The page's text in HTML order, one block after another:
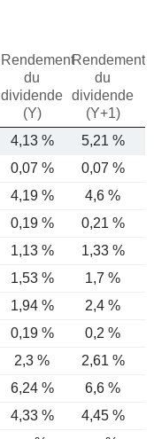
Rendement
du
dividende
(Y)
Rendement
du
dividende
(Y+1)
4,13 %
5,21 %
0,07 % 0,07 %
4,19 % 4,6 %
0,19 % 0,21 %
1,13 % 1,33 %
1,53 % 1,7 %
1,94 % 2,4 %
0,19 % 0,2 %
2,3 % 2,61 %
6,24 %
6,6 %
4,33 % 4,45 %